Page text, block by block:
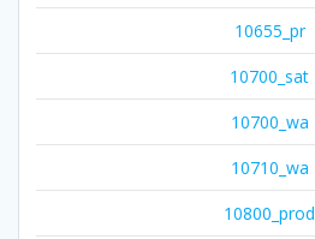
10655_pr
10700_sat
10700_wa
10710_wa
10800_prod